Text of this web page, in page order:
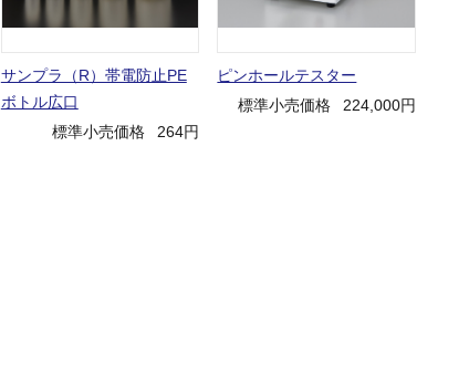
サンプラ（R）帯電防止PE
ボトル広口
標準小売価格
264円
ピンホールテスター
標準小売価格
224,000円